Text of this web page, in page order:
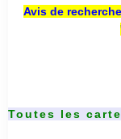
Avis de recherche
Toutes les